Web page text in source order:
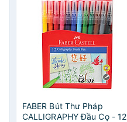
FABER Bút Thư Pháp
CALLIGRAPHY Đầu Cọ - 12